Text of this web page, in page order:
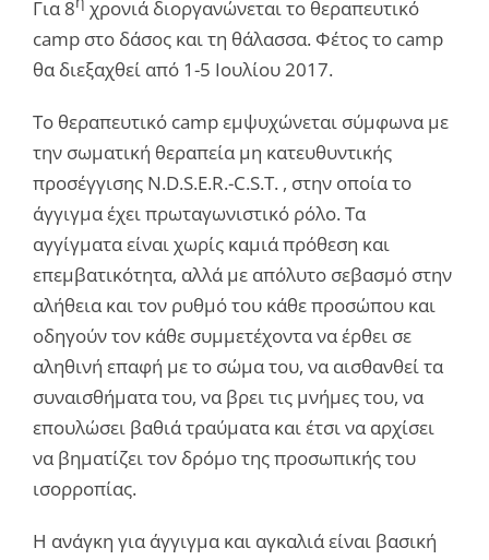
Για 8
χρονιά διοργανώνεται το θεραπευτικό
camp στο δάσος και τη θάλασσα. Φέτος το camp
θα διεξαχθεί από 1-5 Ιουλίου 2017.
Το θεραπευτικό camp εμψυχώνεται σύμφωνα με
την σωματική θεραπεία μη κατευθυντικής
προσέγγισης N.D.S.E.R.-C.S.T. , στην οποία το
άγγιγμα έχει πρωταγωνιστικό ρόλο. Τα
αγγίγματα είναι χωρίς καμιά πρόθεση και
επεμβατικότητα, αλλά με απόλυτο σεβασμό στην
αλήθεια και τον ρυθμό του κάθε προσώπου και
οδηγούν τον κάθε συμμετέχοντα να έρθει σε
αληθινή επαφή με το σώμα του, να αισθανθεί τα
συναισθήματα του, να βρει τις μνήμες του, να
επουλώσει βαθιά τραύματα και έτσι να αρχίσει
να βηματίζει τον δρόμο της προσωπικής του
ισορροπίας.
Η ανάγκη για άγγιγμα και αγκαλιά είναι βασική